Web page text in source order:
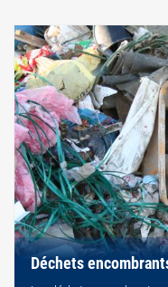
Déchets